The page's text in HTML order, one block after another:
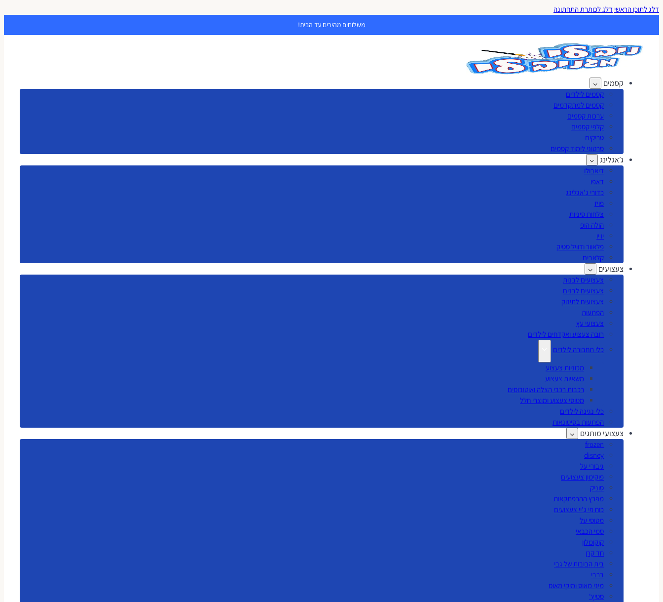
דלג לתוכן הראשי דלג לכותרת התחתונה
משלוחים מהירים עד הבית!
קסמים
קסמים לילדים
קסמים למתקדמים
ערכות קסמים
קלפי קסמים
טריקים
סרטוני לימוד קסמים
ג׳אגלינג
דיאבולו
דאפו
כדורי ג'אגלינג
פויז
צלחות סיניות
הולה הופ
יו יו
פלאוור ודוויל סטיק
קלאבים
צעצועים
צעצועים לבנות
צעצועים לבנים
צעצועים לתינוק
הפתעות
צעצועי עץ
רובה צעצוע ואקדחים לילדים
כלי תחבורה לילדים
מכוניות צעצוע
משאיות צעצוע
רכבות רכבי הצלה ואוטובוסים
מטוסי צעצוע ומוצרי חלל
כלי נגינה לילדים
הפתעות בסיטונאות
צעצועי מותגים
frozen
disney
גיבורי על
פוקימון צעצועים
סוניק
מפרץ ההרפתקאות
כוח פי ג'יי צעצועים
מטוסי על
סמי הכבאי
קוקומלון
חד קרן
בית הבובות של גבי
ברבי
מיני מאוס ומיקי מאוס
סטיץ'